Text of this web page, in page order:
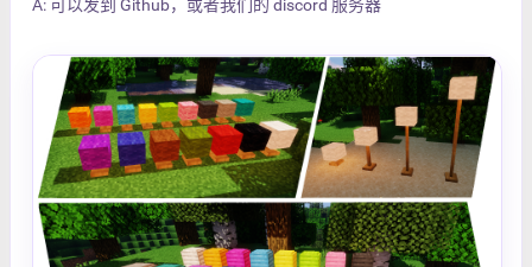
A: 可以发到 Github，或者我们的 discord 服务器